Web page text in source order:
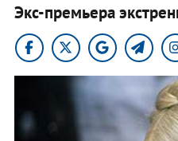
Экс-премьера